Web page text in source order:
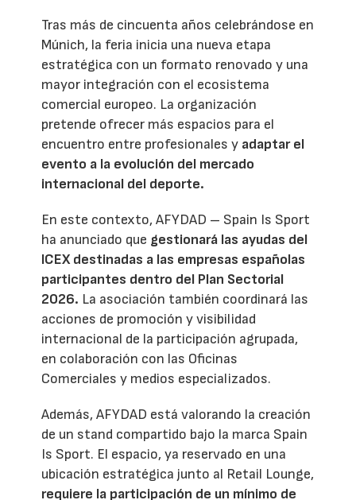
Tras más de cincuenta años celebrándose en
Múnich, la feria inicia una nueva etapa
estratégica con un formato renovado y una
mayor integración con el ecosistema
comercial europeo. La organización
pretende ofrecer más espacios para el
encuentro entre profesionales y adaptar el
evento a la evolución del mercado
internacional del deporte.
En este contexto, AFYDAD – Spain Is Sport
ha anunciado que gestionará las ayudas del
ICEX destinadas a las empresas españolas
participantes dentro del Plan Sectorial
2026. La asociación también coordinará las
acciones de promoción y visibilidad
internacional de la participación agrupada,
en colaboración con las Oficinas
Comerciales y medios especializados.
Además, AFYDAD está valorando la creación
de un stand compartido bajo la marca Spain
Is Sport. El espacio, ya reservado en una
ubicación estratégica junto al Retail Lounge,
requiere la participación de un mínimo de